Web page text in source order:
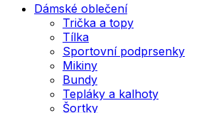
Dámské oblečení
Trička a topy
Tílka
Sportovní podprsenky
Mikiny
Bundy
Tepláky a kalhoty
Šortky